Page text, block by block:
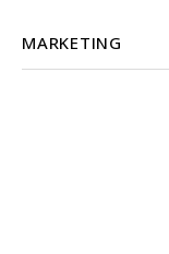
MARKETING